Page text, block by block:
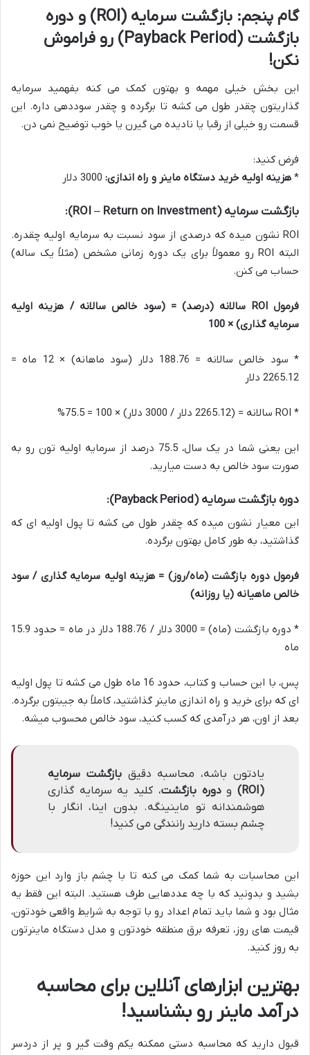
گام پنجم: بازگشت سرمایه (ROI) و دوره
بازگشت (Payback Period) رو فراموش
نکن!
این بخش خیلی مهمه و بهتون کمک می کنه بفهمید سرمایه
گذاریتون چقدر طول می کشه تا برگرده و چقدر سوددهی داره. این
قسمت رو خیلی از رقبا یا نادیده می گیرن یا خوب توضیح نمی دن.
فرض کنید:
* هزینه اولیه خرید دستگاه ماینر و راه اندازی:
بازگشت سرمایه (ROI – Return on Investment):
ROI نشون میده که درصدی از سود نسبت به سرمایه اولیه چقدره.
البته ROI رو معمولاً برای یک دوره زمانی مشخص (مثلاً یک ساله)
حساب می کنن.
فرمول ROI سالانه (درصد) = (سود خالص سالانه / هزینه اولیه
سرمایه گذاری) × 100
* سود خالص سالانه = 188.76 دلار (سود ماهانه) × 12 ماه =
2265.12 دلار
* ROI سالانه = (2265.12 دلار / 3000 دلار) × 100 = 75.5%
این یعنی شما در یک سال، 75.5 درصد از سرمایه اولیه تون رو به
صورت سود خالص به دست میارید.
دوره بازگشت سرمایه (Payback Period):
این معیار نشون میده که چقدر طول می کشه تا پول اولیه ای که
گذاشتید، به طور کامل بهتون برگرده.
فرمول دوره بازگشت (ماه/روز) = هزینه اولیه سرمایه گذاری / سود
خالص ماهیانه (یا روزانه)
* دوره بازگشت (ماه) = 3000 دلار / 188.76 دلار در ماه = حدود 15.9
ماه
پس، با این حساب و کتاب، حدود 16 ماه طول می کشه تا پول اولیه
ای که برای خرید و راه اندازی ماینر گذاشتید، کاملاً به جیبتون برگرده.
بعد از اون، هر درآمدی که کسب کنید، سود خالص محسوب میشه.
یادتون باشه، محاسبه دقیقبازگشت سرمایه
(ROI)
ودوره بازگشت، کلید یه سرمایه گذاری
هوشمندانه تو ماینینگه. بدون اینا، انگار با
چشم بسته دارید رانندگی می کنید!
این محاسبات به شما کمک می کنه تا با چشم باز وارد این حوزه
بشید و بدونید که با چه عددهایی طرف هستید. البته این فقط یه
مثال بود و شما باید تمام اعداد رو با توجه به شرایط واقعی خودتون،
قیمت های روز، تعرفه برق منطقه خودتون و مدل دستگاه ماینرتون
به روز کنید.
بهترین ابزارهای آنلاین برای محاسبه
درآمد ماینر رو بشناسید!
قبول دارید که محاسبه دستی ممکنه یکم وقت گیر و پر از دردسر